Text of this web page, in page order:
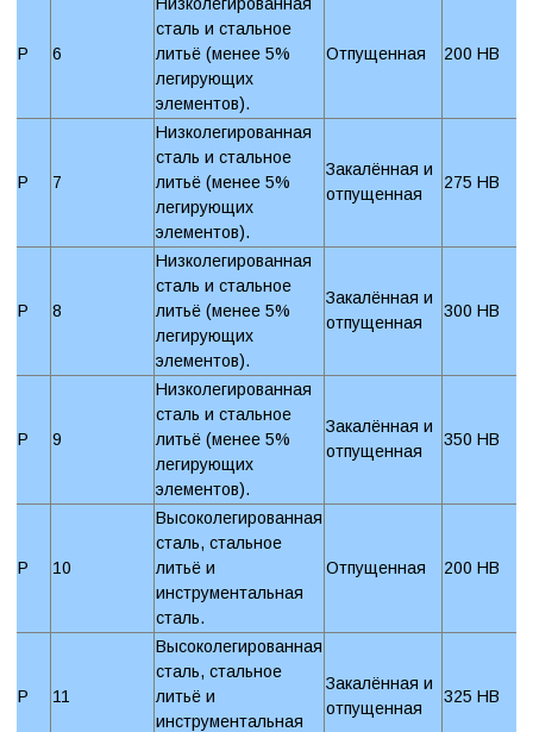
P 6
сталь и стальное
литьё (менее 5%
легирующих
элементов).
Отпущенная 200 HB
P 7
Низколегированная
сталь и стальное
литьё (менее 5%
легирующих
элементов).
Закалённая и
отпущенная
275 HB
P 8
Низколегированная
сталь и стальное
литьё (менее 5%
легирующих
элементов).
Закалённая и
отпущенная
300 HB
P 9
Низколегированная
сталь и стальное
литьё (менее 5%
легирующих
элементов).
Закалённая и
отпущенная
350 HB
P 10
Высоколегированная
сталь, стальное
литьё и
инструментальная
сталь.
Отпущенная 200 HB
P 11
Высоколегированная
сталь, стальное
литьё и
инструментальная
Закалённая и
отпущенная
325 HB